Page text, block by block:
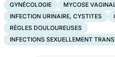
GYNÉCOLOGIE
MYCOSE
INFECTION URINAIRE, CYSTITES
RÈGLES DOULOUREUSES
INFECTIONS SEXUELLEMENT